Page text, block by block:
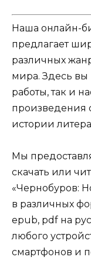
Наша онлайн-
предлагает
различных
мира. Здесь вы
работы, так и
произведения
истории
Мы
скачать или
«Чернобуров:
в различных
epub, pdf на
любого
смартфонов и